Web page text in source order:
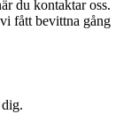
du kontaktar oss.
fått bevittna gång